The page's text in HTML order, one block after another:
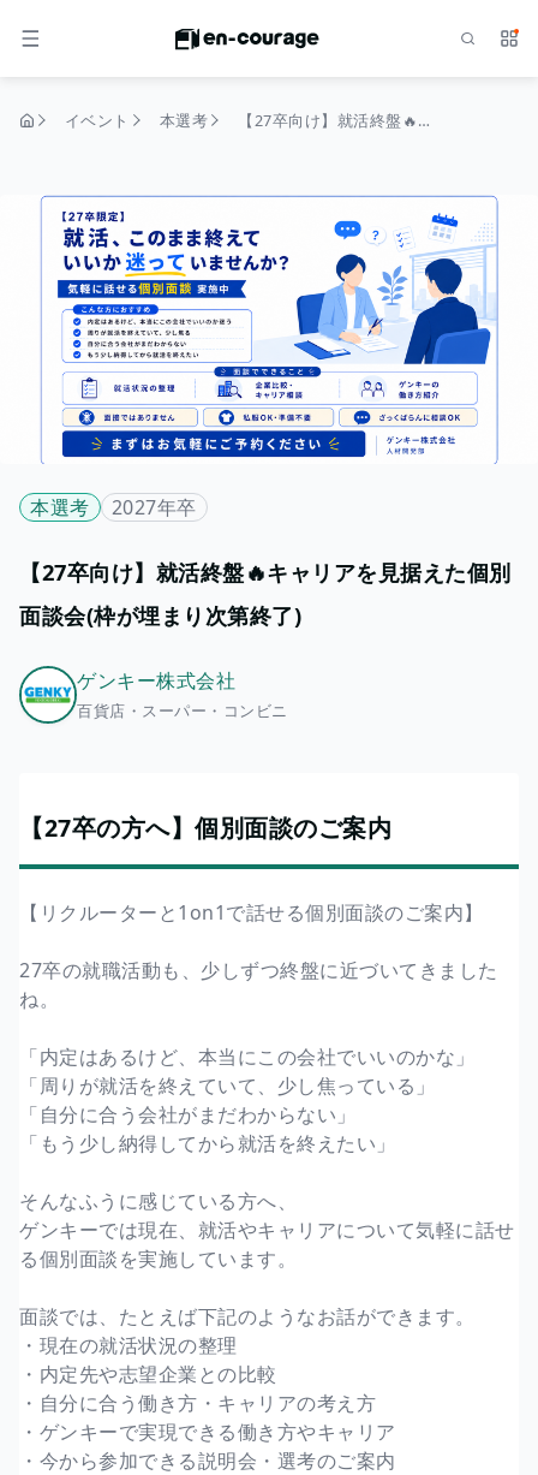
メニュー サ
イベント 本選考 【27卒向け】就活終盤🔥キャリアを見据えた個別面談会(枠が埋まり次第終了)
本選考 2027年卒
【27卒向け】就活終盤🔥キャリアを見据えた個別
面談会(枠が埋まり次第終了)
ゲンキー株式会社
百貨店・スーパー・コンビニ
【27卒の方へ】個別面談のご案内
【リクルーターと1on1で話せる個別面談のご案内】
27卒の就職活動も、少しずつ終盤に近づいてきました
ね。
「内定はあるけど、本当にこの会社でいいのかな」
「周りが就活を終えていて、少し焦っている」
「自分に合う会社がまだわからない」
「もう少し納得してから就活を終えたい」
そんなふうに感じている方へ、
ゲンキーでは現在、就活やキャリアについて気軽に話せ
る個別面談を実施しています。
面談では、たとえば下記のようなお話ができます。
・現在の就活状況の整理
・内定先や志望企業との比較
・自分に合う働き方・キャリアの考え方
・ゲンキーで実現できる働き方やキャリア
・今から参加できる説明会・選考のご案内